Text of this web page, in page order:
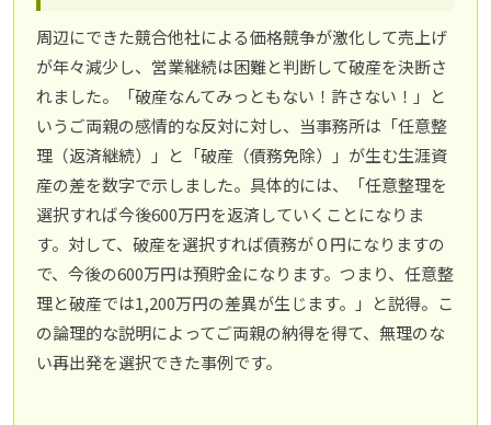
周辺にできた競合他社による価格競争が激化して売上げ
が年々減少し、営業継続は困難と判断して破産を決断さ
れました。「破産なんてみっともない！許さない！」と
いうご両親の感情的な反対に対し、当事務所は「任意整
理（返済継続）」と「破産（債務免除）」が生む生涯資
産の差を数字で示しました。具体的には、「任意整理を
選択すれば今後600万円を返済していくことになりま
す。対して、破産を選択すれば債務が０円になりますの
で、今後の600万円は預貯金になります。つまり、任意整
理と破産では1,200万円の差異が生じます。」と説得。こ
の論理的な説明によってご両親の納得を得て、無理のな
い再出発を選択できた事例です。